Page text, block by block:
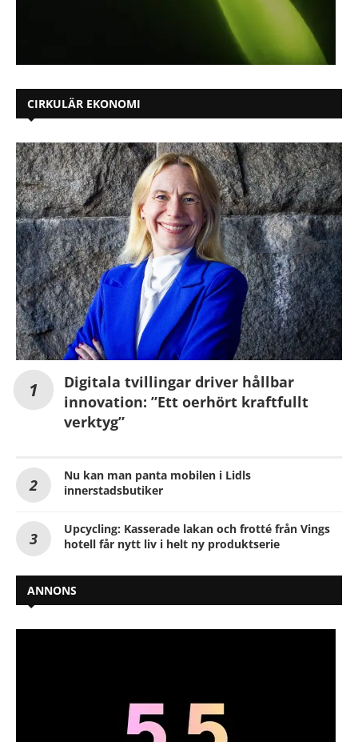
CIRKULÄR EKONOMI
Digitala tvillingar driver hållbar
innovation: ”Ett oerhört kraftfullt
verktyg”
Nu kan man panta mobilen i Lidls
innerstadsbutiker
Upcycling: Kasserade lakan och frotté från Vings
hotell får nytt liv i helt ny produktserie
ANNONS